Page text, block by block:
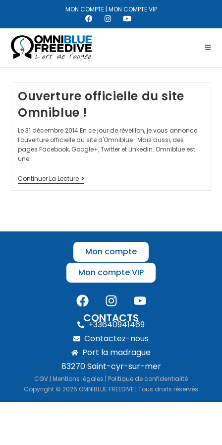
MON COMPTE| MON COMPTE VIP
Ouverture officielle du site
Omniblue !
Le 31 décembre 2014 En ce jour de réveillon, je vous annonce
l'ouverture officielle du site d'Omniblue ! Mais aussi, des
pages Facebook, Google+, Twitter et Linkedin. Omniblue est
une…
Continuer La Lecture
Mon compte
Mon compte VIP
CONTACTS
+33640941469
Contactez-nous
Port la madrague
83270 Saint-cyr-sur-mer
CGV | Mentions légales | Politique de confidentialité
Copyright © 2026 OMNIBLUE FREEDIVE | Tous droits réservés